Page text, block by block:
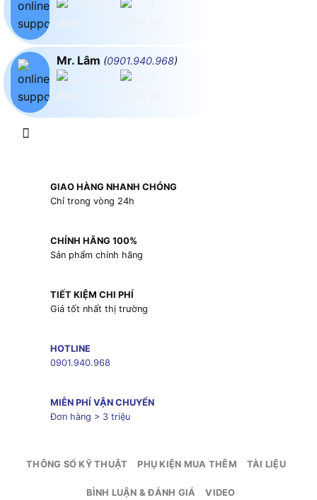
Mr. Lâm (0901.940.968)
GIAO HÀNG NHANH CHÓNG
Chỉ trong vòng 24h
CHÍNH HÃNG 100%
Sản phẩm chính hãng
TIẾT KIỆM CHI PHÍ
Giá tốt nhất thị trường
HOTLINE
0901.940.968
MIỄN PHÍ VẬN CHUYỂN
Đơn hàng > 3 triệu
THÔNG SỐ KỸ THUẬT PHỤ KIỆN MUA THÊM TÀI LIỆU
BÌNH LUẬN & ĐÁNH GIÁ VIDEO